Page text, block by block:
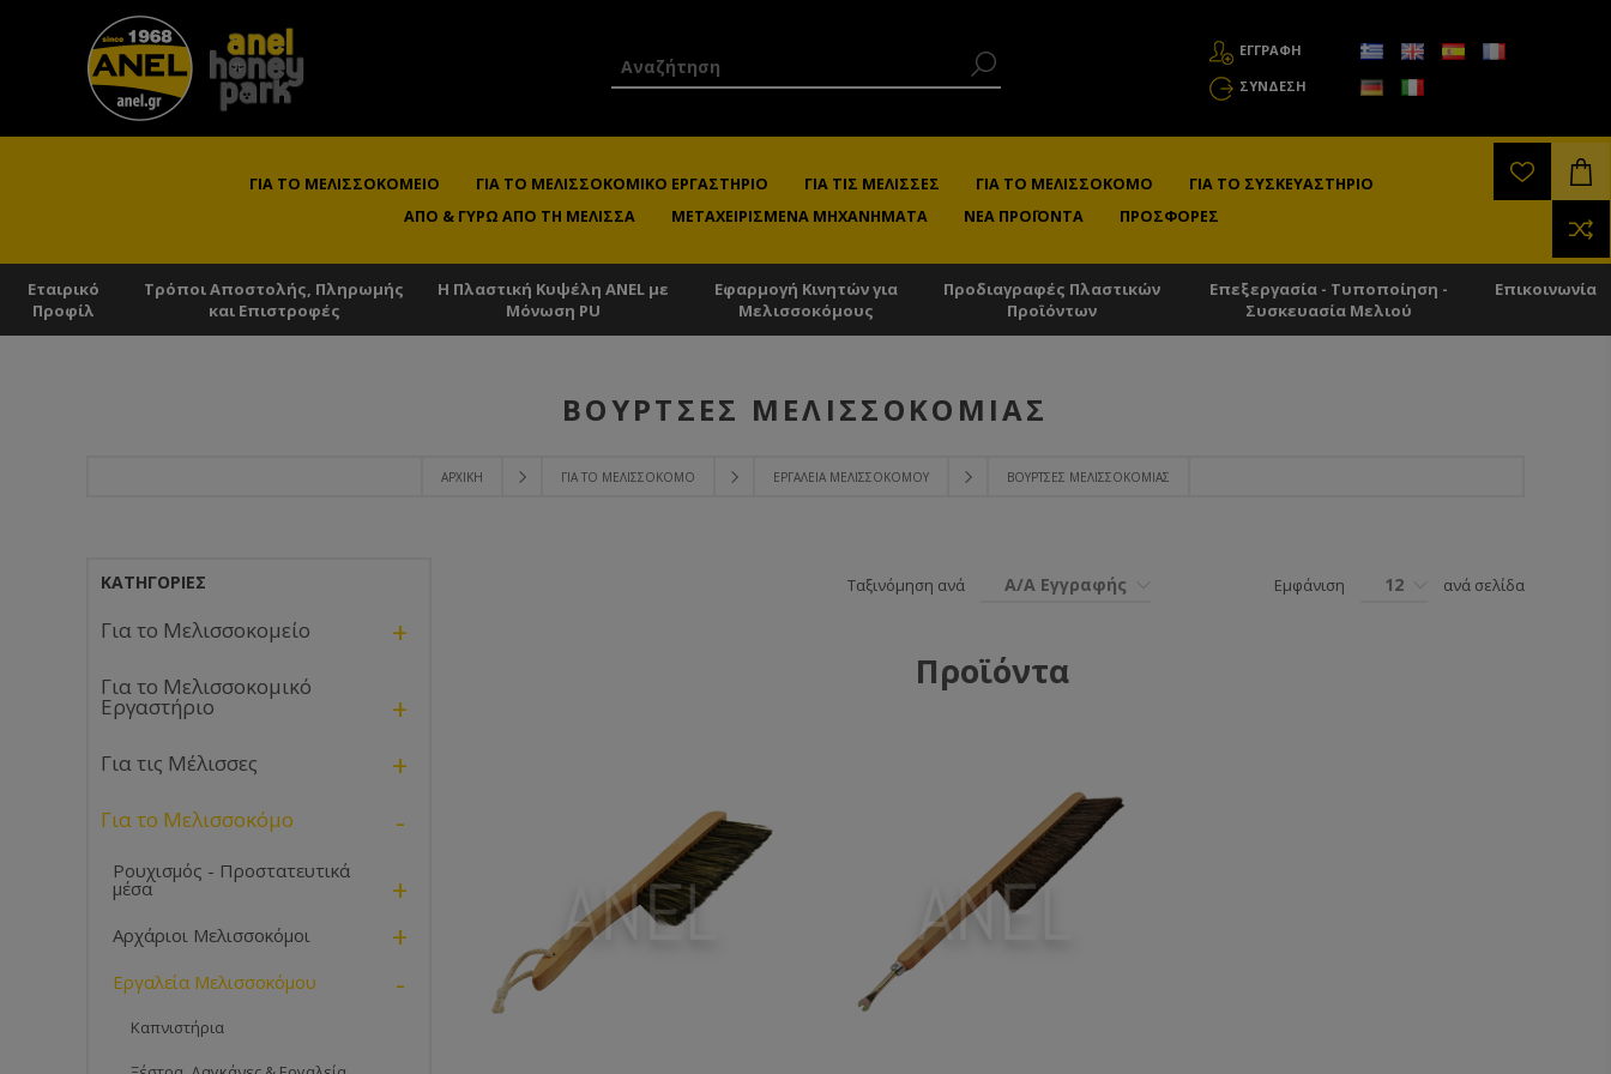
ΕΓΓΡΑΦΗ
ΣΎΝΔΕΣΗ
ΓΙΑ ΤΟ ΜΕΛΙΣΣΟΚΟΜΕΊΟ ΓΙΑ ΤΟ ΜΕΛΙΣΣΟΚΟΜΙΚΌ ΕΡΓΑΣΤΉΡΙΟ ΓΙΑ ΤΙΣ ΜΈΛΙΣΣΕΣ ΓΙΑ ΤΟ ΜΕΛΙΣΣΟΚΌΜΟ
ΓΙΑ ΤΟ ΣΥΣΚΕΥΑΣΤΉΡΙΟ
ΑΠΌ & ΓΎΡΩ ΑΠΌ ΤΗ ΜΈΛΙΣΣΑ
ΜΕΤΑΧΕΙΡΙΣΜΈΝΑ ΜΗΧΑΝΉΜΑΤΑ ΝΈΑ ΠΡΟΪΌΝΤΑ ΠΡΟΣΦΟΡΈΣ
Εταιρικό
Προφίλ
Τρόποι Αποστολής, Πληρωμής
και Επιστροφές
Η Πλαστική Κυψέλη ANEL με
Μόνωση PU
Εφαρμογή Κινητών για
Μελισσοκόμους
Προδιαγραφές Πλαστικών
Προϊόντων
Επεξεργασία - Τυποποίηση -
Συσκευασία Μελιού
Επικοινωνία
ΑΡΧΙΚΉ ΓΙΑ ΤΟ ΜΕΛΙΣΣΟΚΌΜΟ ΕΡΓΑΛΕΊΑ ΜΕΛΙΣΣΟΚΌΜΟΥ ΒΟΎΡΤΣΕΣ ΜΕΛΙΣΣΟΚΟΜΊΑΣ
ΒΟΎΡΤΣΕΣ ΜΕΛΙΣΣΟΚΟΜΊΑΣ
Ταξινόμηση ανά Α/Α Εγγραφής Εμφάνιση 12 ανά σελίδα
Προϊόντα
ΚΑΤΗΓΟΡΊΕΣ
Για το Μελισσοκομείο +
Για το Μελισσοκομικό
Εργαστήριο +
Για τις Μέλισσες +
Για το Μελισσοκόμο -
Ρουχισμός - Προστατευτικά
μέσα +
Αρχάριοι Μελισσοκόμοι +
Εργαλεία Μελισσοκόμου -
Καπνιστήρια